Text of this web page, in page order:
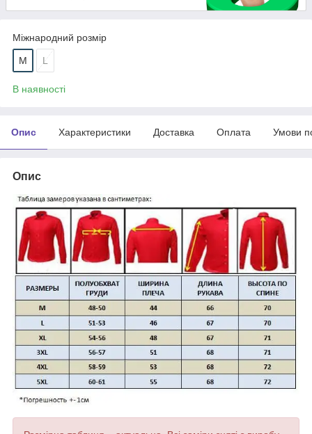
Міжнародний розмір
M L
В наявності
Опис Характеристики Доставка Оплата Умови
Опис